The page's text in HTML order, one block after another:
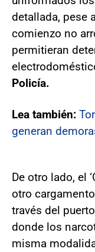
detallada, pese
comienzo no
permitieran
Policía.
Lea también:
generan
De otro lado, el
otro
través del
donde los
misma